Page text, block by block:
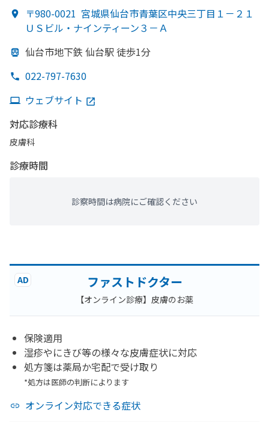
〒980-0021 宮城県仙台市青葉区中央三丁目１－２１
ＵＳビル・ナインティーン３－Ａ
仙台市地下鉄 仙台駅 徒歩1分
022-797-7630
ウェブサイト
対応診療科
皮膚科
診療時間
診察時間は病院にご確認ください
AD ファストドクター
【オンライン診療】皮膚のお薬
保険適用
湿疹やにきび等の様々な皮膚症状に対応
処方箋は薬局か宅配で受け取り
*処方は医師の判断によります
オンライン対応できる症状